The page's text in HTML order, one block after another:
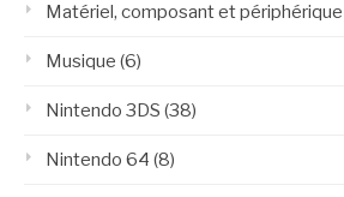
Matériel, composant et périphérique
Musique (6)
Nintendo 3DS (38)
Nintendo 64 (8)